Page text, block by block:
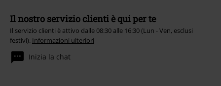
Il nostro servizio clienti è qui per te
Il servizio clienti è attivo dalle 08:30 alle 16:30 (Lun - Ven, esclusi
festivi). Informazioni ulteriori
Inizia la chat